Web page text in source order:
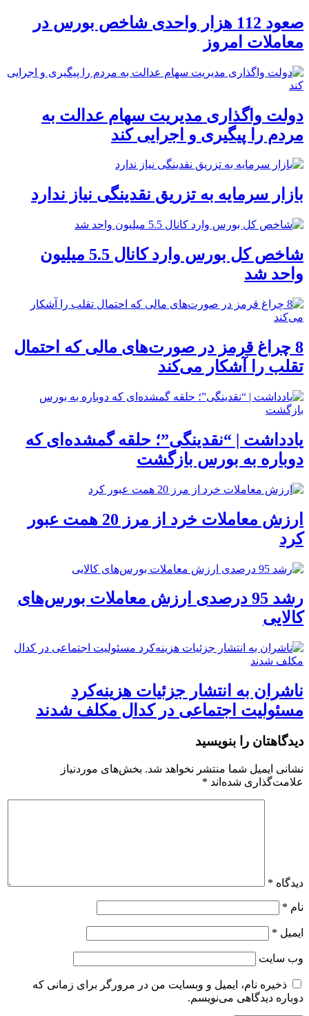
صعود 112 هزار واحدی شاخص بورس در
معاملات امروز
دولت واگذاری مدیریت سهام عدالت به
مردم را پیگیری و اجرایی کند
بازار سرمایه به تزریق نقدینگی نیاز ندارد
شاخص کل بورس وارد کانال 5.5 میلیون
واحد شد
8 چراغ قرمز در صورت‌های مالی که احتمال
تقلب را آشکار می‌کند
یادداشت | “نقدینگی”؛ حلقه گمشده‌ای که
دوباره به بورس بازگشت
ارزش معاملات خرد از مرز 20 همت عبور
کرد
رشد 95 درصدی ارزش معاملات بورس‌های
کالایی
ناشران به انتشار جزئیات هزینه‌کرد
مسئولیت اجتماعی در کدال مکلف شدند
دیدگاهتان را بنویسید
نشانی ایمیل شما منتشر نخواهد شد. بخش‌های موردنیاز
علامت‌گذاری شده‌اند *
دیدگاه *
نام *
ایمیل *
وب‌ سایت
ذخیره نام، ایمیل و وبسایت من در مرورگر برای زمانی که
دوباره دیدگاهی می‌نویسم.